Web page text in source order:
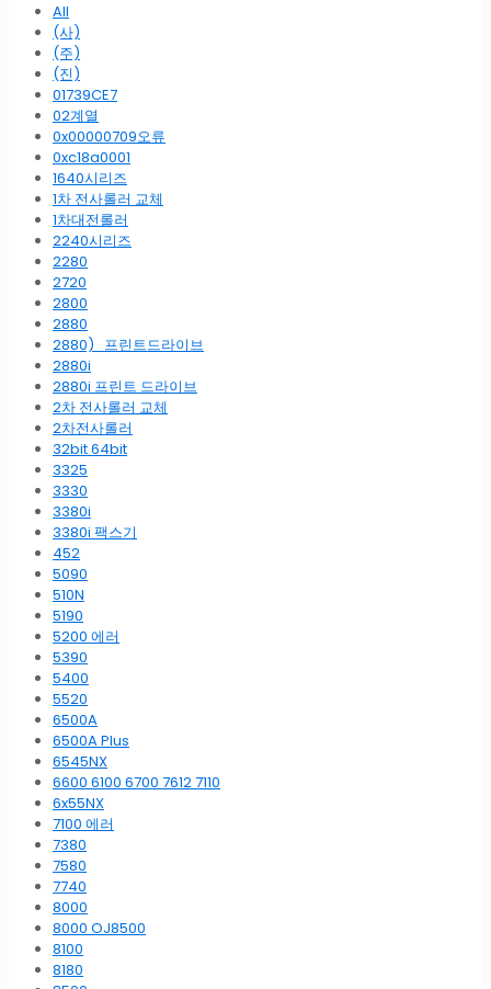
All
(사)
(주)
(진)
01739CE7
02계열
0x00000709오류
0xc18a0001
1640시리즈
1차 전사롤러 교체
1차대전롤러
2240시리즈
2280
2720
2800
2880
2880)_프린트드라이브
2880i
2880i 프린트 드라이브
2차 전사롤러 교체
2차전사롤러
32bit 64bit
3325
3330
3380i
3380i 팩스기
452
5090
510N
5190
5200 에러
5390
5400
5520
6500A
6500A Plus
6545NX
6600 6100 6700 7612 7110
6x55NX
7100 에러
7380
7580
7740
8000
8000 OJ8500
8100
8180